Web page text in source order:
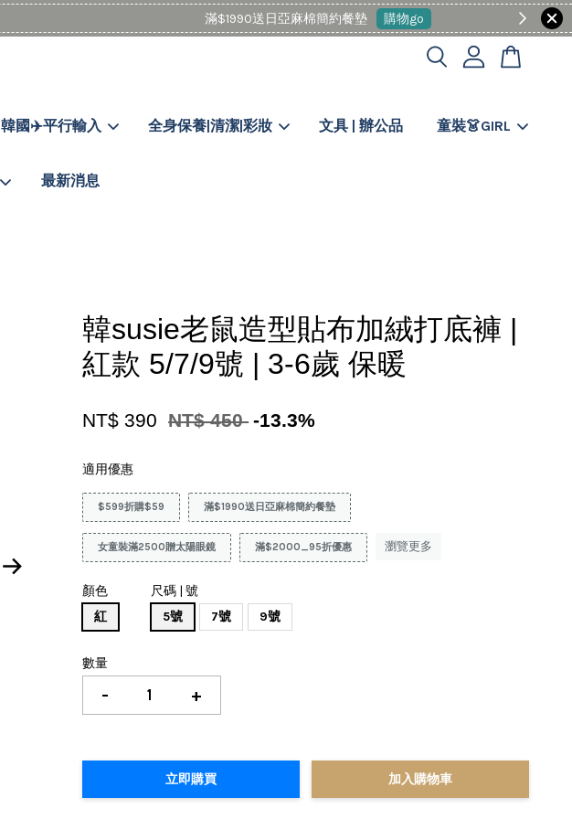
韓國✈️平行輸入 全身保養|清潔|彩妝 文具 | 辦公品 童裝👗GIRL
最新消息
韓susie老鼠造型貼布加絨打底褲 |
紅款 5/7/9號 | 3-6歲 保暖
NT$ 390 NT$ 450 -13.3%
適用優惠
$599折購$59 滿$1990送日亞麻棉簡約餐墊
女童裝滿2500贈太陽眼鏡 滿$2000_95折優惠 瀏覽更多
顏色
紅
尺碼 | 號
5號
7號 9號
數量
- +
立即購買 加入購物車